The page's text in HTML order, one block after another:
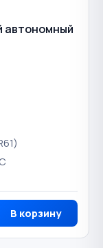
В корзину